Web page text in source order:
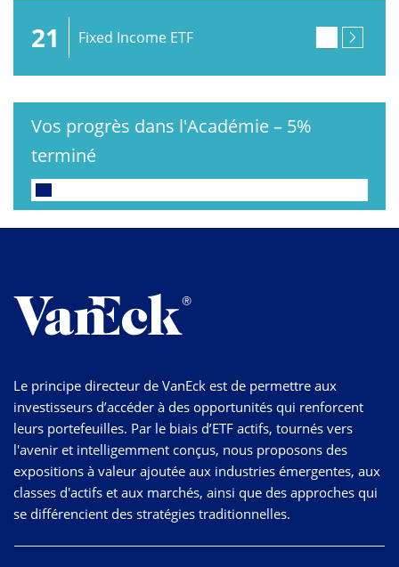
21 Fixed Income ETF
Vos progrès dans l'Académie– 5%
terminé
Le principe directeur de VanEck est de permettre aux
investisseurs d’accéder à des opportunités qui renforcent
leurs portefeuilles. Par le biais d’ETF actifs, tournés vers
l'avenir et intelligemment conçus, nous proposons des
expositions à valeur ajoutée aux industries émergentes, aux
classes d'actifs et aux marchés, ainsi que des approches qui
se différencient des stratégies traditionnelles.